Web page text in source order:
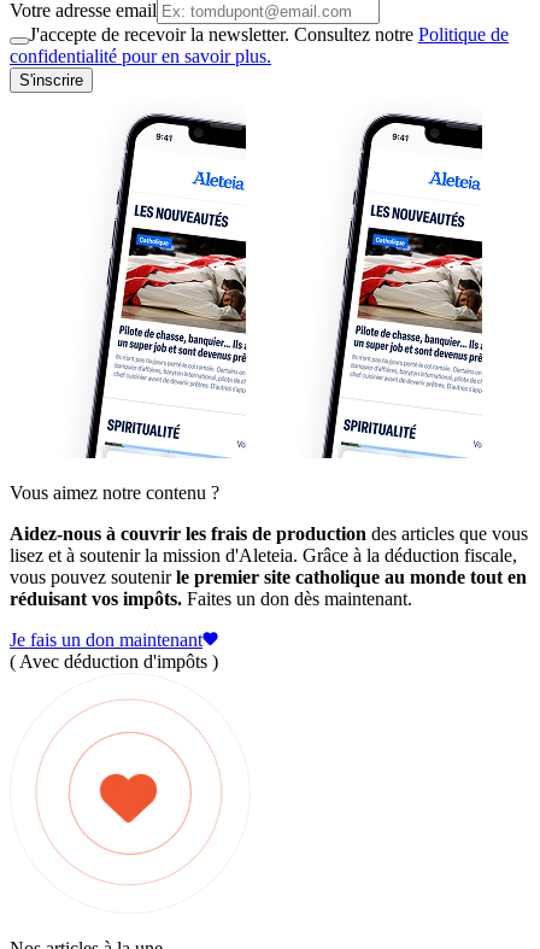
Votre adresse email
J'accepte de recevoir la newsletter. Consultez notre Politique de
confidentialité pour en savoir plus.
S'inscrire
Vous aimez notre contenu ?
Aidez-nous à couvrir les frais de production des articles que vous
lisez et à soutenir la mission d'Aleteia. Grâce à la déduction fiscale,
vous pouvez soutenirle premier site catholique au monde tout en
réduisant vos impôts. Faites un don dès maintenant.
Je fais un don maintenant
( Avec déduction d'impôts )